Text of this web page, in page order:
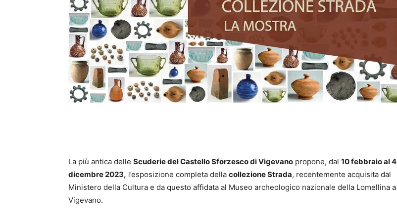
La più antica delle Scuderie del Castello Sforzesco di Vigevano propone, dal 10 febbraio al 4
dicembre 2023, l’esposizione completa della collezione Strada, recentemente acquisita dal
Ministero della Cultura e da questo affidata al Museo archeologico nazionale della Lomellina a
Vigevano.